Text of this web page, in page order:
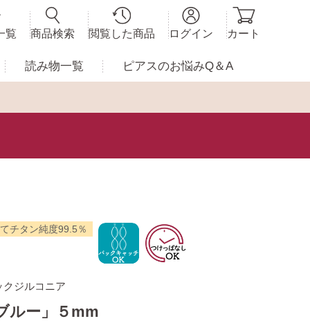
覧 商品検索 閲覧した商品 ログイン カート
読み物一覧 ピアスのお悩みQ＆A
チタン純度99.5％
ジルコニア
ルー」５mm